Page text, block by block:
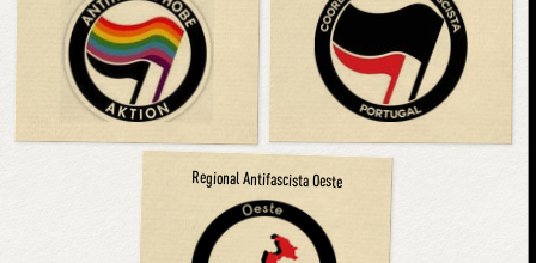
Regional Antifascista Oeste